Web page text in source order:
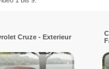
Cruze - Exterieur